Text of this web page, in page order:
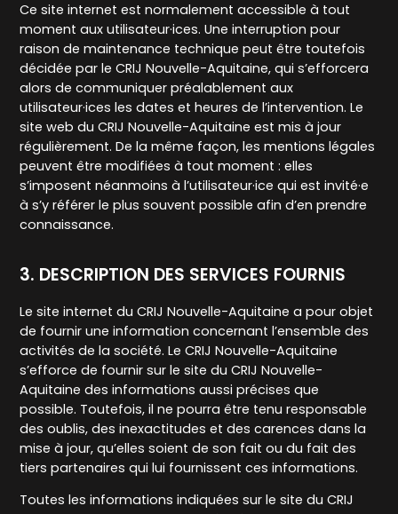
Ce site internet est normalement accessible à tout
moment aux utilisateur·ices. Une interruption pour
raison de maintenance technique peut être toutefois
décidée par le CRIJ Nouvelle-Aquitaine, qui s’efforcera
alors de communiquer préalablement aux
utilisateur·ices les dates et heures de l’intervention. Le
site web du CRIJ Nouvelle-Aquitaine est mis à jour
régulièrement. De la même façon, les mentions légales
peuvent être modifiées à tout moment : elles
s’imposent néanmoins à l’utilisateur·ice qui est invité·e
à s’y référer le plus souvent possible afin d’en prendre
connaissance.
3. DESCRIPTION DES SERVICES FOURNIS
Le site internet du CRIJ Nouvelle-Aquitaine a pour objet
de fournir une information concernant l’ensemble des
activités de la société. Le CRIJ Nouvelle-Aquitaine
s’efforce de fournir sur le site du CRIJ Nouvelle-
Aquitaine des informations aussi précises que
possible. Toutefois, il ne pourra être tenu responsable
des oublis, des inexactitudes et des carences dans la
mise à jour, qu’elles soient de son fait ou du fait des
tiers partenaires qui lui fournissent ces informations.
Toutes les informations indiquées sur le site du CRIJ